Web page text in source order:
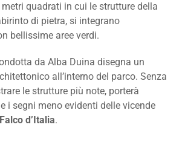
quadrati in cui le strutture della
di pietra, si integrano
bellissime aree verdi.
da Alba Duina disegna un
all’interno del parco. Senza
le strutture più note, porterà
i segni meno evidenti delle vicende
Falco d’Italia.